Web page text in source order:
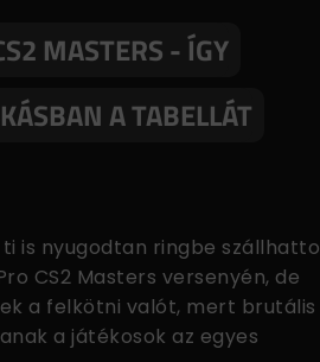
MASTERS - ÍGY
A TABELLÁT
is nyugodtan ringbe
CS2 Masters versenyén, de
a felkötni valót, mert brutális
a játékosok az egyes